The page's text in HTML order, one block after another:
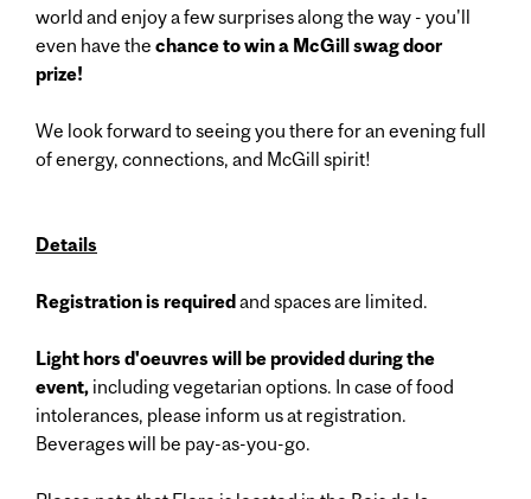
world and enjoy a few surprises along the way - you'll
even have the chance to win a McGill swag door
prize!
We look forward to seeing you there for an evening full
of energy, connections, and McGill spirit!
Details
Registration is required and spaces are limited.
Light hors d'oeuvres will be provided during the
event, including vegetarian options. In case of food
intolerances, please inform us at registration.
Beverages will be pay-as-you-go.